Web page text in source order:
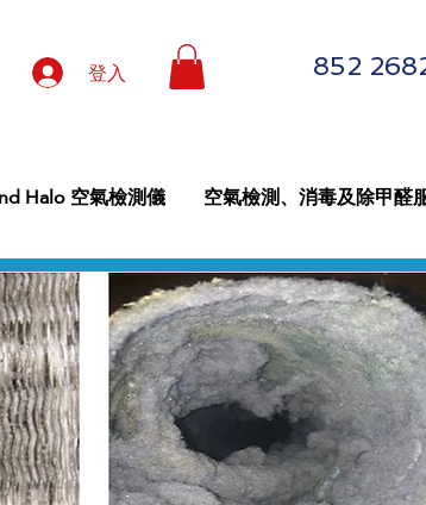
登入 852
Halo 空氣檢測儀 空氣檢測、消毒及除甲醛